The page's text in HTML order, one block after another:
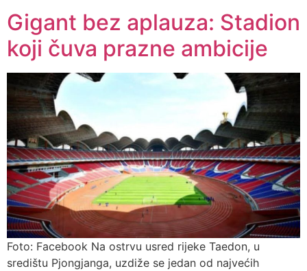
Gigant bez aplauza: Stadion
koji čuva prazne ambicije
Foto: Facebook Na ostrvu usred rijeke Taedon, u
središtu Pjongjanga, uzdiže se jedan od najvećih